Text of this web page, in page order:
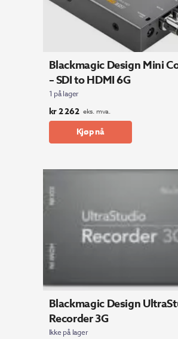
Blackmagic Design Mini
– SDI to HDMI 6G
1 på lager
kr2 262 eks. mva.
Kjøp nå
Blackmagic Design
Recorder 3G
Ikke på lager